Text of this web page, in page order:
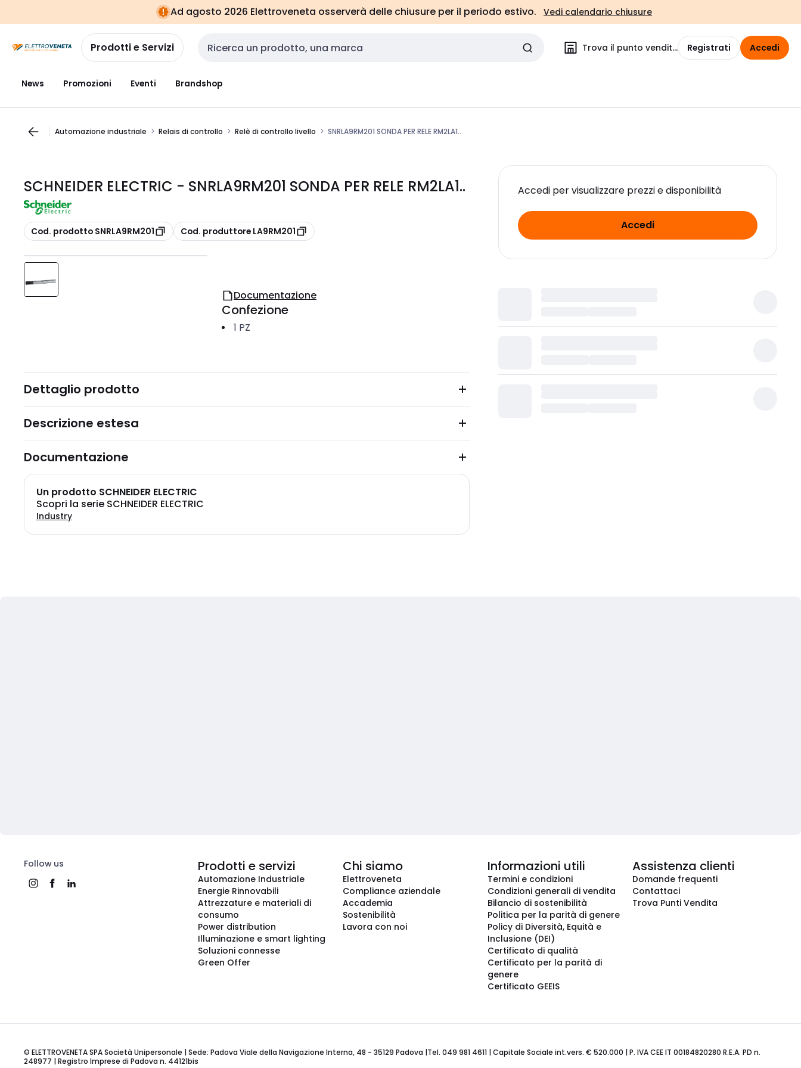
navigazionealla
pagina
Ad agosto 2026 Elettroveneta osserverà delle chiusure per il periodo estivo. Vedi calendario chiusure
Prodotti e Servizi Cerca input Trova il punto vendita Registrati Accedi
News Promozioni Eventi Brandshop
Automazione industriale Relais di controllo Relè di controllo livello SNRLA9RM201 SONDA PER RELE RM2LA1..
SCHNEIDER ELECTRIC - SNRLA9RM201 SONDA PER RELE RM2LA1..
copia
Cod. prodotto SNRLA9RM201 copia
Cod. produttore LA9RM201
Accedi per visualizzare prezzi e disponibilità
Accedi
Documentazione
Confezione
1 PZ
Dettaglio prodotto
Descrizione estesa
Documentazione
Un prodotto SCHNEIDER ELECTRIC
Scopri la serie SCHNEIDER ELECTRIC
Industry
Follow us Prodotti e servizi
Automazione Industriale
Energie Rinnovabili
Attrezzature e materiali di
consumo
Power distribution
Illuminazione e smart lighting
Soluzioni connesse
Green Offer
Chi siamo
Elettroveneta
Compliance aziendale
Accademia
Sostenibilità
Lavora con noi
Informazioni utili
Termini e condizioni
Condizioni generali di vendita
Bilancio di sostenibilità
Politica per la parità di genere
Policy di Diversità, Equità e
Inclusione (DEI)
Certificato di qualità
Certificato per la parità di
genere
Certificato GEEIS
Assistenza clienti
Domande frequenti
Contattaci
Trova Punti Vendita
© ELETTROVENETA SPA Società Unipersonale | Sede: Padova Viale della Navigazione Interna, 48 - 35129 Padova |Tel. 049 981 4611 | Capitale Sociale int.vers. € 520.000 | P. IVA CEE IT 00184820280 R.E.A. PD n.
248977 | Registro Imprese di Padova n. 44121bis